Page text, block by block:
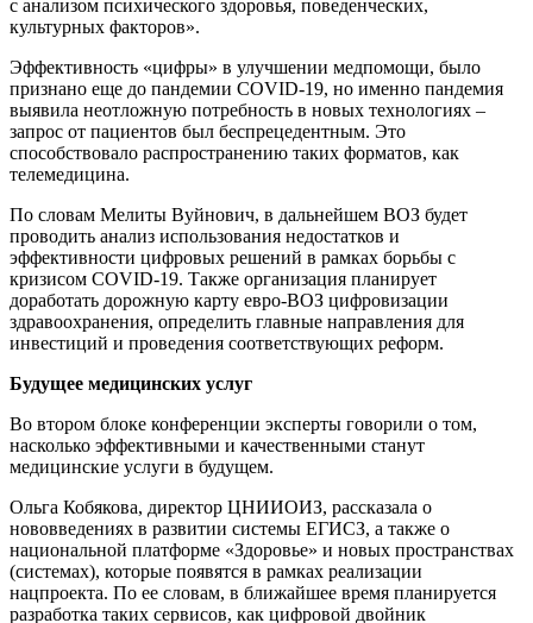
с анализом психического здоровья, поведенческих,
культурных факторов».
Эффективность «цифры» в улучшении медпомощи, было
признано еще до пандемии COVID-19, но именно пандемия
выявила неотложную потребность в новых технологиях –
запрос от пациентов был беспрецедентным. Это
способствовало распространению таких форматов, как
телемедицина.
По словам Мелиты Вуйнович, в дальнейшем ВОЗ будет
проводить анализ использования недостатков и
эффективности цифровых решений в рамках борьбы с
кризисом COVID-19. Также организация планирует
доработать дорожную карту евро-ВОЗ цифровизации
здравоохранения, определить главные направления для
инвестиций и проведения соответствующих реформ.
Будущее медицинских услуг
Во втором блоке конференции эксперты говорили о том,
насколько эффективными и качественными станут
медицинские услуги в будущем.
Ольга Кобякова, директор ЦНИИОИЗ, рассказала о
нововведениях в развитии системы ЕГИСЗ, а также о
национальной платформе «Здоровье» и новых пространствах
(системах), которые появятся в рамках реализации
нацпроекта. По ее словам, в ближайшее время планируется
разработка таких сервисов, как цифровой двойник